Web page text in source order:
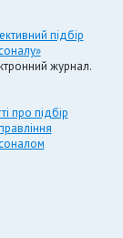
підбір
журнал.
про підбір